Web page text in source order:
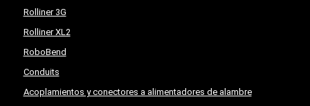
Rolliner 3G
Rolliner XL2
RoboBend
Conduits
Acoplamientos y conectores a alimentadores de alambre